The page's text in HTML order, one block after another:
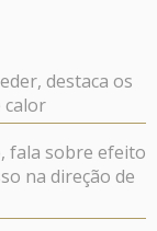
destaca os
calor
fala sobre efeito
na direção de